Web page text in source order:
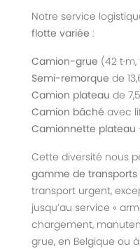
Notre service
flotte variée :
Camion-grue (42
Semi-remorque de
Camion plateau de
Camion bâché avec
Camionnette plateau
Cette diversité nous
gamme de transports
transport urgent,
jusqu’au service «
chargement,
grue, en Belgique ou